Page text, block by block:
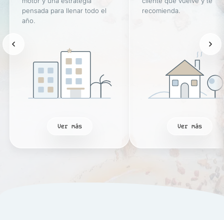
pensada para llenar todo el
año.
Ver más
recomienda.
Ver más